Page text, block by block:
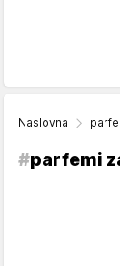
Naslovna
#parfemi